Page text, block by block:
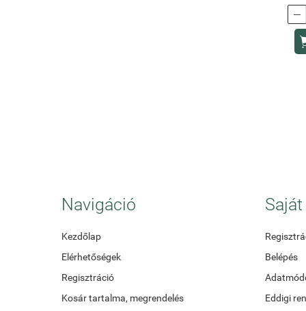

Navigáció
Kezdőlap
Elérhetőségek
Regisztráció
Kosár tartalma, megrendelés
Belépés
Eddigi